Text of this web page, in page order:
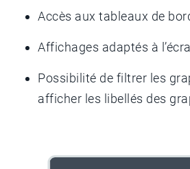
Accès aux tableaux de
Affichages adaptés à
Possibilité de filtrer les
afficher les libellés des